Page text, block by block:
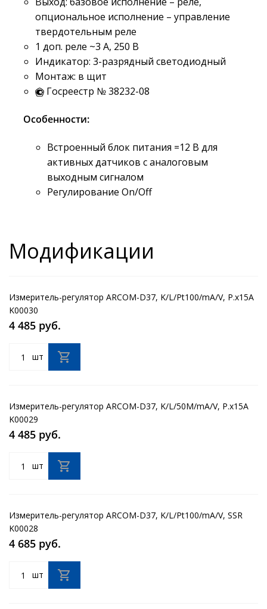
опциональное исполнение – управление
твердотельным реле
1 доп. реле ~3 А, 250 В
Индикатор: 3-разрядный светодиодный
Монтаж: в щит
Госреестр № 38232-08
Особенности:
Встроенный блок питания =12 В для
активных датчиков с аналоговым
выходным сигналом
Регулирование Оn/Оff
Модификации
Измеритель-регулятор ARCOM-D37, K/L/Pt100/mA/V, Р.х15А
K00030
4 485 руб.
шт
Измеритель-регулятор ARCOM-D37, K/L/50М/mA/V, Р.х15А
K00029
4 485 руб.
шт
Измеритель-регулятор ARCOM-D37, K/L/Pt100/mA/V, SSR
K00028
4 685 руб.
шт